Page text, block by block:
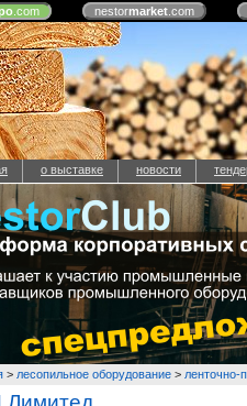
.com nestormarket.com
о выставке новости
> лесопильное оборудование > ленточно-